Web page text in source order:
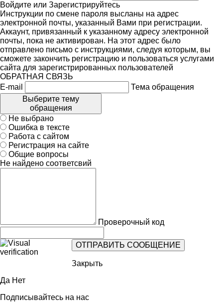
Войдите или Зарегистрируйтесь
Инструкции по смене пароля высланы на адрес
электронной почты, указанный Вами при регистрации.
Аккаунт, привязанный к указанному адресу электронной
почты, пока не активирован. На этот адрес было
отправлено письмо с инструкциями, следуя которым, вы
сможете закончить регистрацию и пользоваться услугами
сайта для зарегистрированных пользователей
ОБРАТНАЯ СВЯЗЬ
E-mail
Тема обращения
Выберите тему
обращения
Не выбрано
Ошибка в тексте
Работа с сайтом
Регистрация на сайте
Общие вопросы
Не найдено соответсвий
Проверочный код
Закрыть
Да Нет
Подписывайтесь на нас